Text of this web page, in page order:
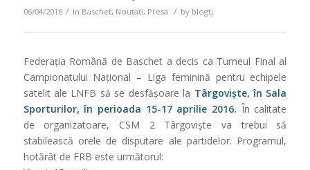
06/04/2016 / in Baschet, Noutati, Presa / by blogtj
Federația Română de Baschet a decis ca Turneul Final al
Campionatului Național – Liga feminină pentru echipele
satelit ale LNFB să se desfășoare la Târgoviște, în Sala
Sporturilor, în perioada 15-17 aprilie 2016. În calitate
de organizatoare, CSM 2 Târgoviște va trebui să
stabilească orele de disputare ale partidelor. Programul,
hotărât de FRB este următorul: